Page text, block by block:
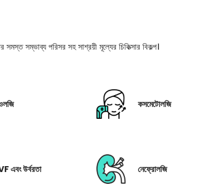
সমস্ত সম্ভাব্য পরিসর সহ সাশ্রয়ী মূল্যের চিকিত্সার বিকল্প।
কসমেটোলজি
এবং উর্বরতা নেফ্রোলজি